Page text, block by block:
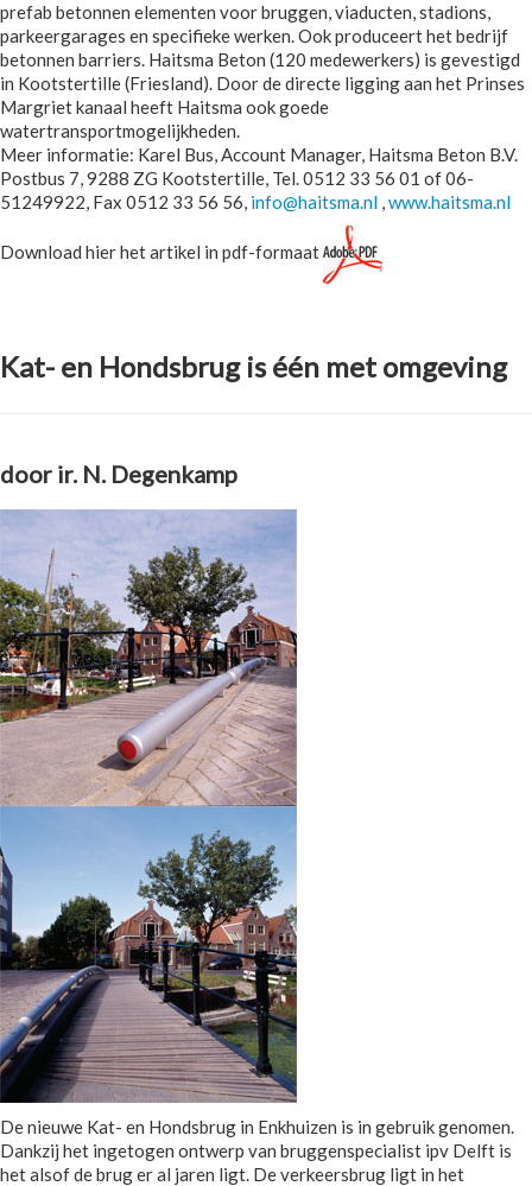
prefab betonnen elementen voor bruggen, viaducten, stadions,
parkeergarages en specifieke werken. Ook produceert het bedrijf
betonnen barriers. Haitsma Beton (120 medewerkers) is gevestigd
in Kootstertille (Friesland). Door de directe ligging aan het Prinses
Margriet kanaal heeft Haitsma ook goede
watertransportmogelijkheden.
Meer informatie: Karel Bus, Account Manager, Haitsma Beton B.V.
Postbus 7, 9288 ZG Kootstertille, Tel. 0512 33 56 01 of 06-
51249922, Fax 0512 33 56 56, info@haitsma.nl ,www.haitsma.nl
Download hier het artikel in pdf-formaat
Kat- en Hondsbrug is één met omgeving
door ir. N. Degenkamp
De nieuwe Kat- en Hondsbrug in Enkhuizen is in gebruik genomen.
Dankzij het ingetogen ontwerp van bruggenspecialist ipv Delft is
het alsof de brug er al jaren ligt. De verkeersbrug ligt in het